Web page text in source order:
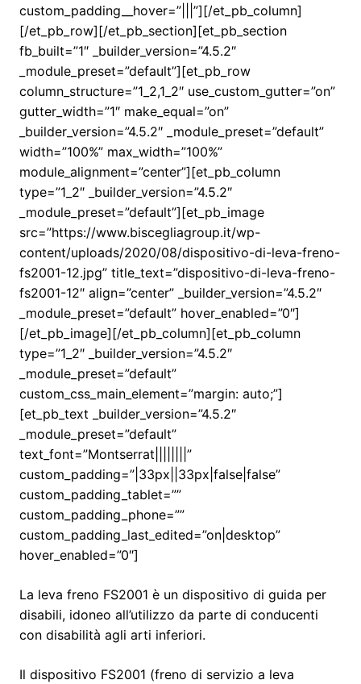
custom_padding__hover=”|||”][/et_pb_column]
[/et_pb_row][/et_pb_section][et_pb_section
fb_built=”1″ _builder_version=”4.5.2″
_module_preset=”default”][et_pb_row
column_structure=”1_2,1_2″ use_custom_gutter=”on”
gutter_width=”1″ make_equal=”on”
_builder_version=”4.5.2″ _module_preset=”default”
width=”100%” max_width=”100%”
module_alignment=”center”][et_pb_column
type=”1_2″ _builder_version=”4.5.2″
_module_preset=”default”][et_pb_image
src=”https://www.biscegliagroup.it/wp-
content/uploads/2020/08/dispositivo-di-leva-freno-
fs2001-12.jpg” title_text=”dispositivo-di-leva-freno-
fs2001-12″ align=”center” _builder_version=”4.5.2″
_module_preset=”default” hover_enabled=”0″]
[/et_pb_image][/et_pb_column][et_pb_column
type=”1_2″ _builder_version=”4.5.2″
_module_preset=”default”
custom_css_main_element=”margin: auto;”]
[et_pb_text _builder_version=”4.5.2″
_module_preset=”default”
text_font=”Montserrat||||||||”
custom_padding=”|33px||33px|false|false”
custom_padding_tablet=””
custom_padding_phone=””
custom_padding_last_edited=”on|desktop”
hover_enabled=”0″]
La leva freno FS2001 è un dispositivo di guida per
disabili, idoneo all’utilizzo da parte di conducenti
con disabilità agli arti inferiori.
Il dispositivo FS2001 (freno di servizio a leva